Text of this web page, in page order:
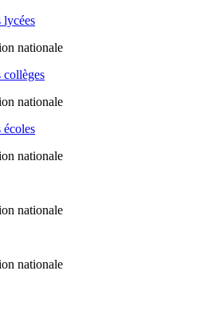
lycées
nationale
collèges
nationale
écoles
nationale
nationale
nationale